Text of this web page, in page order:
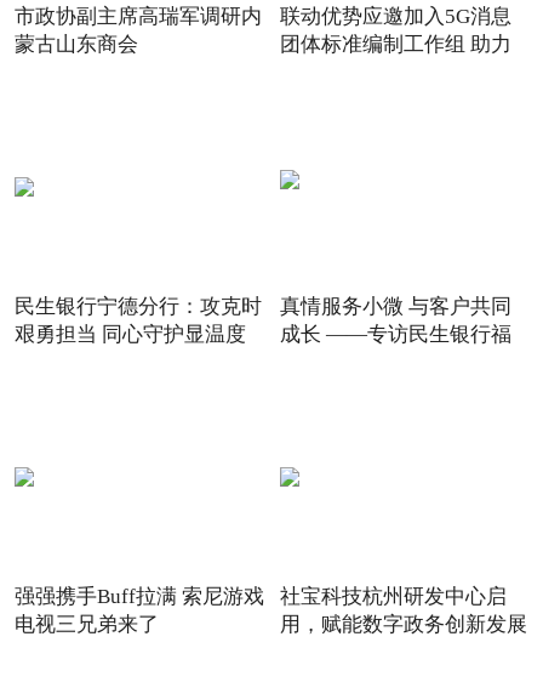
市政协副主席高瑞军调研内
蒙古山东商会
联动优势应邀加入5G消息
团体标准编制工作组 助力
民生银行宁德分行：攻克时
艰勇担当 同心守护显温度
真情服务小微 与客户共同
成长 ——专访民生银行福
强强携手Buff拉满 索尼游戏
电视三兄弟来了
社宝科技杭州研发中心启
用，赋能数字政务创新发展